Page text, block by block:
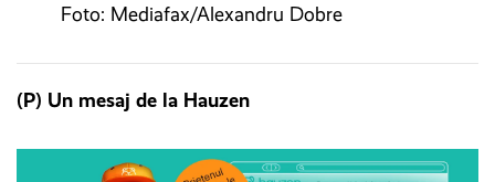
Foto: Mediafax/Alexandru Dobre
(P) Un mesaj de la Hauzen